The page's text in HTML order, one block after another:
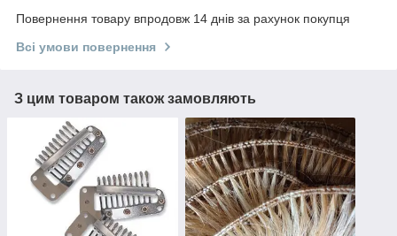
Повернення товару впродовж 14 днів за рахунок покупця
Всі умови повернення
З цим товаром також замовляють